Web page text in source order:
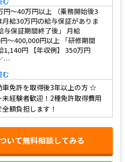
円～40万円以上 （乗務開始後3
月給30万円の給与保証がありま
与保証期間終了後」 月給
～400,000円以上 「研修期間
1,140円 【年収例】 350万円
…
む
車免許を取得後3年以上の方☆
未経験者歓迎！2種免許取得費用
額負担します！
いて無料相談してみる